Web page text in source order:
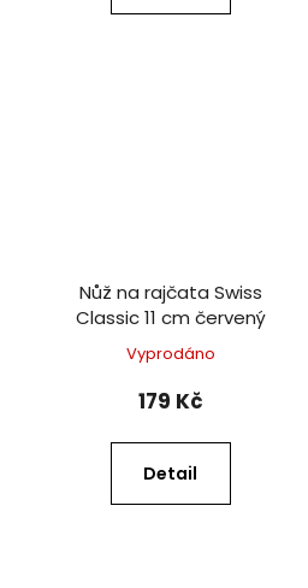
Nůž na rajčata Swiss
Classic 11 cm červený
Vyprodáno
179 Kč
Detail